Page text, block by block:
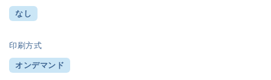
なし
印刷方式
オンデマンド